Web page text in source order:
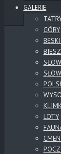
GALERIE
GÓRY
LOTY